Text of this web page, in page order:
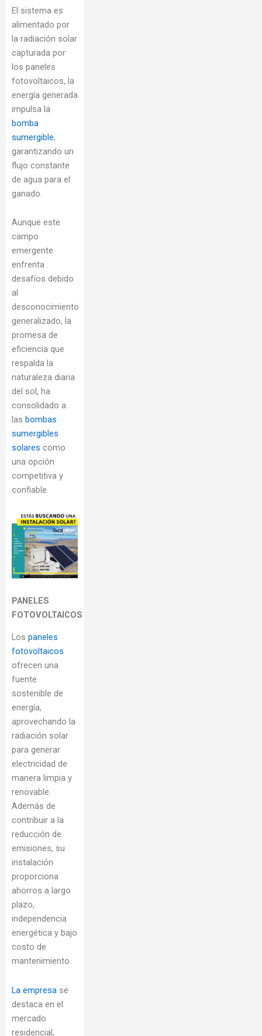
El sistema es
alimentado por
la radiación solar
capturada por
los paneles
fotovoltaicos, la
energía generada
impulsa la
bomba
sumergible,
garantizando un
flujo constante
de agua para el
ganado.
Aunque este
campo
emergente
enfrenta
desafíos debido
al
desconocimiento
generalizado, la
promesa de
eficiencia que
respalda la
naturaleza diaria
del sol, ha
consolidado a
las bombas
sumergibles
solares como
una opción
competitiva y
confiable.
PANELES
FOTOVOLTAICOS
Los paneles
fotovoltaicos
ofrecen una
fuente
sostenible de
energía,
aprovechando la
radiación solar
para generar
electricidad de
manera limpia y
renovable.
Además de
contribuir a la
reducción de
emisiones, su
instalación
proporciona
ahorros a largo
plazo,
independencia
energética y bajo
costo de
mantenimiento.
La empresa se
destaca en el
mercado
residencial,